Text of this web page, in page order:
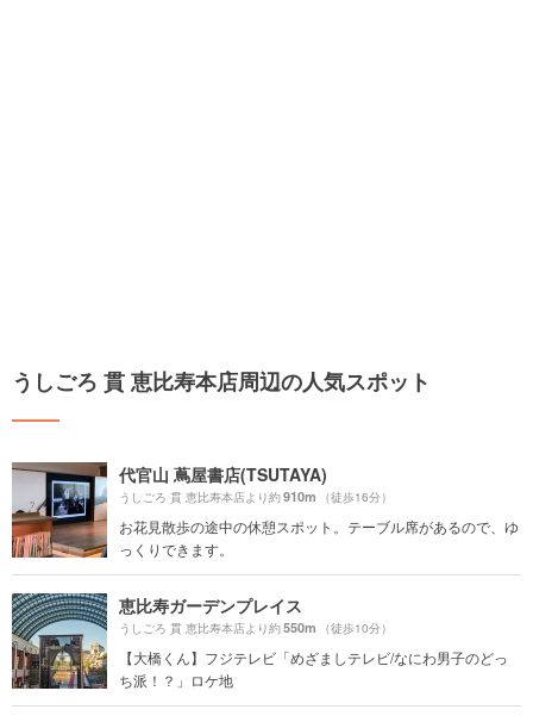
うしごろ 貫 恵比寿本店周辺の人気スポット
代官山 蔦屋書店(TSUTAYA)
うしごろ 貫 恵比寿本店より約910m （徒歩16分）
お花見散歩の途中の休憩スポット。テーブル席があるので、ゆ
っくりできます。
恵比寿ガーデンプレイス
うしごろ 貫 恵比寿本店より約550m （徒歩10分）
【大橋くん】フジテレビ「めざましテレビ/なにわ男子のどっ
ち派！？」ロケ地